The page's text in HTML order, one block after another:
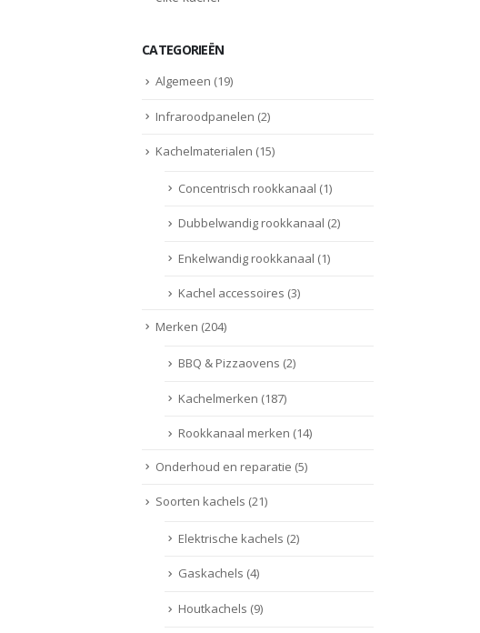
CATEGORIEËN
Algemeen (19)
Infraroodpanelen (2)
Kachelmaterialen (15)
Concentrisch rookkanaal (1)
Dubbelwandig rookkanaal (2)
Enkelwandig rookkanaal (1)
Kachel accessoires (3)
Merken (204)
BBQ & Pizzaovens (2)
Kachelmerken (187)
Rookkanaal merken (14)
Onderhoud en reparatie (5)
Soorten kachels (21)
Elektrische kachels (2)
Gaskachels (4)
Houtkachels (9)